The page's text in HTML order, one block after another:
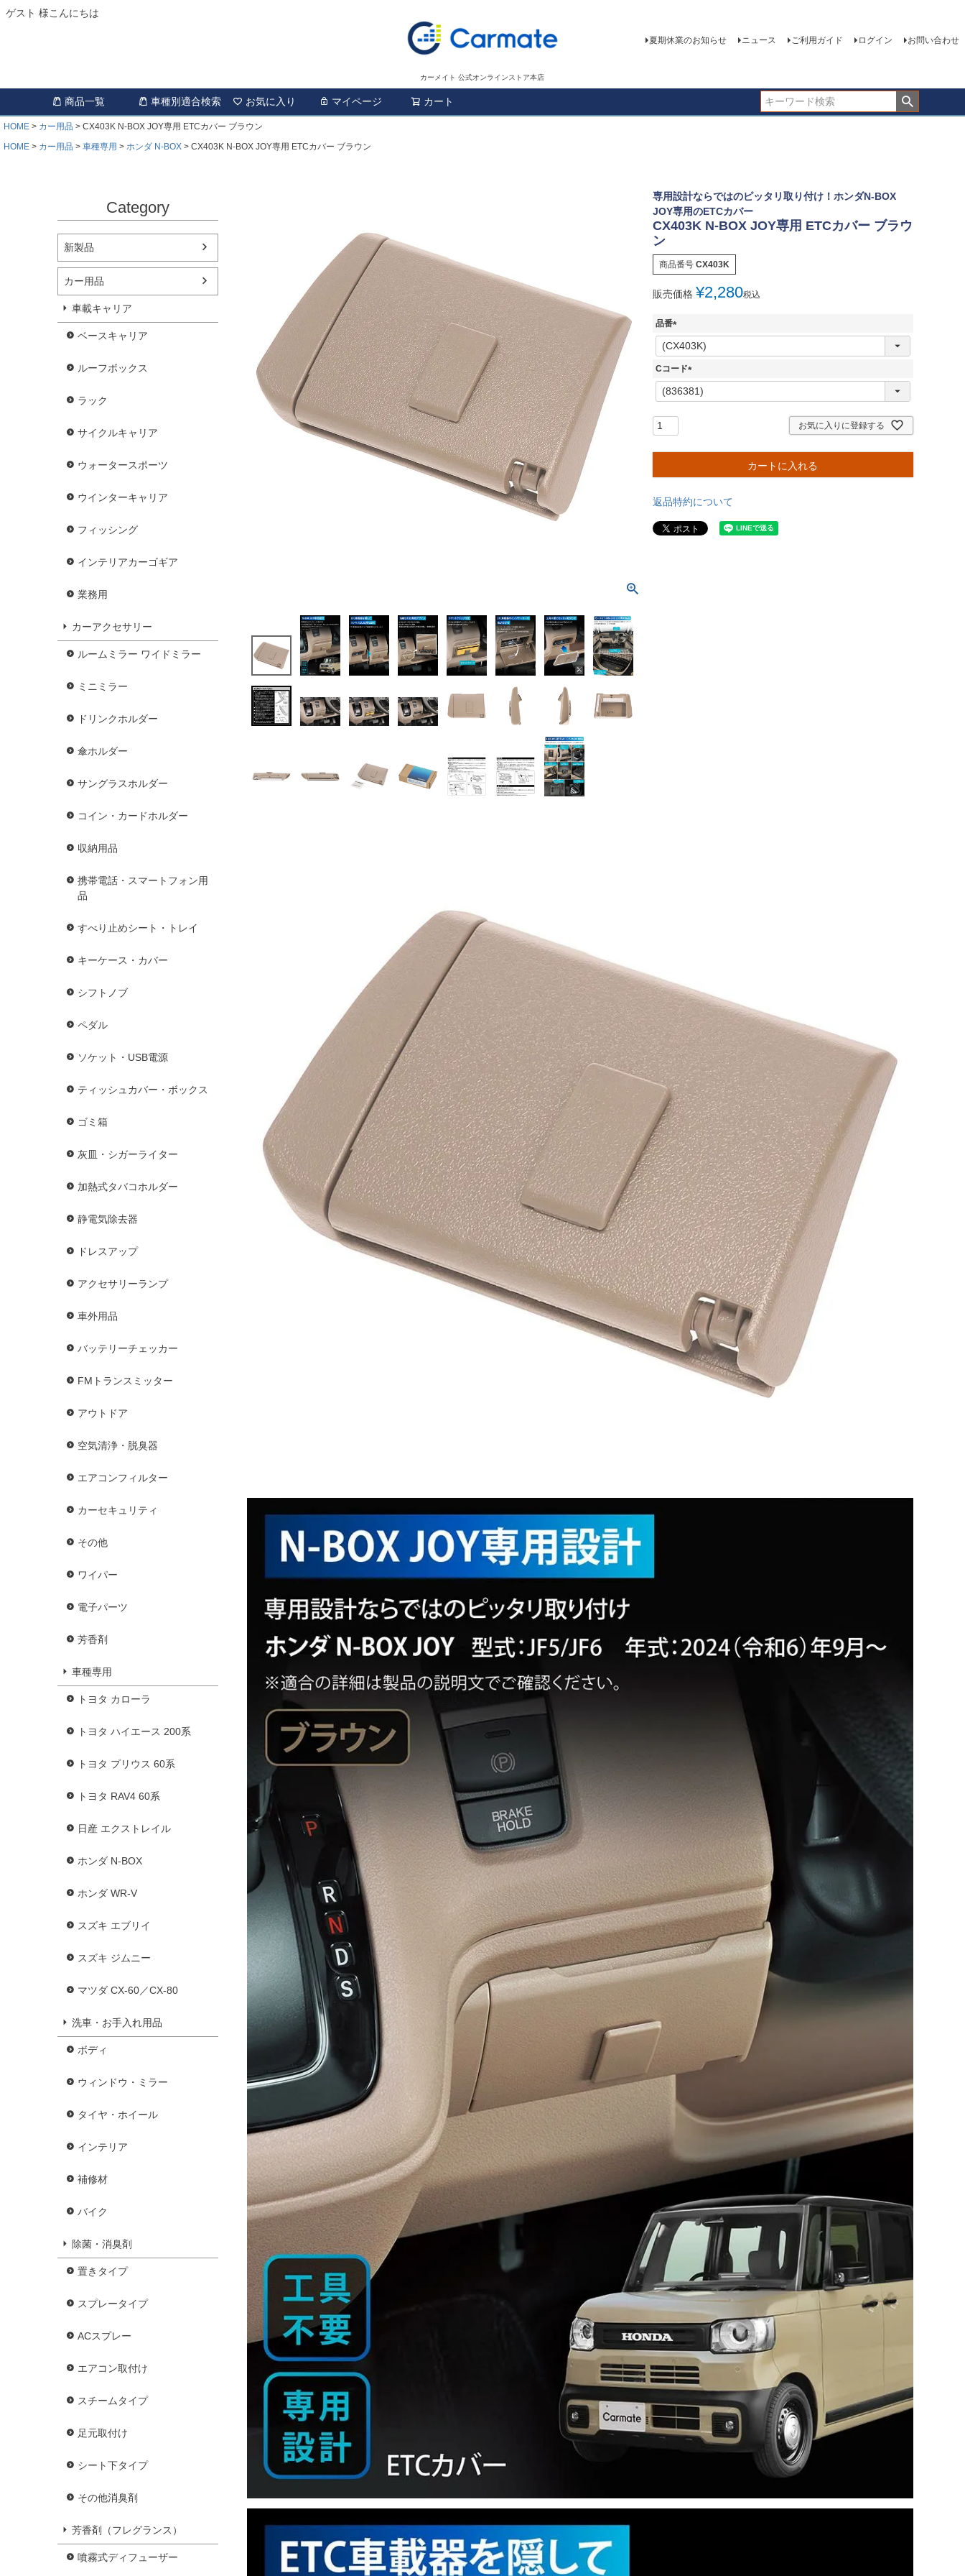
ゲスト 様こんにちは
カーメイト 公式オンラインストア本店
夏期休業のお知らせ ニュース ご利用ガイド ログイン お問い合わせ
商品一覧 車種別適合検索 お気に入り マイページ カート
HOME カー用品
CX403K N-BOX JOY専用 ETCカバー ブラウン
HOME
カー用品 車種専用 ホンダ N-BOX CX403K N-BOX JOY専用 ETCカバー ブラウン
Category
新製品
カー用品
車載キャリア
ベースキャリア
ルーフボックス
ラック
サイクルキャリア
ウォータースポーツ
ウインターキャリア
フィッシング
インテリアカーゴギア
業務用
カーアクセサリー
ルームミラー ワイドミラー
ミニミラー
ドリンクホルダー
傘ホルダー
サングラスホルダー
コイン・カードホルダー
収納用品
携帯電話・スマートフォン用
品
すべり止めシート・トレイ
キーケース・カバー
シフトノブ
ペダル
ソケット・USB電源
ティッシュカバー・ボックス
ゴミ箱
灰皿・シガーライター
加熱式タバコホルダー
静電気除去器
ドレスアップ
アクセサリーランプ
車外用品
バッテリーチェッカー
FMトランスミッター
アウトドア
空気清浄・脱臭器
エアコンフィルター
カーセキュリティ
その他
ワイパー
電子パーツ
芳香剤
車種専用
トヨタ カローラ
トヨタ ハイエース 200系
トヨタ プリウス 60系
トヨタ RAV4 60系
日産 エクストレイル
ホンダ N-BOX
ホンダ WR-V
スズキ エブリイ
スズキ ジムニー
マツダ CX-60／CX-80
洗車・お手入れ用品
ボディ
ウィンドウ・ミラー
タイヤ・ホイール
インテリア
補修材
バイク
除菌・消臭剤
置きタイプ
スプレータイプ
ACスプレー
エアコン取付け
スチームタイプ
足元取付け
シート下タイプ
その他消臭剤
芳香剤（フレグランス）
噴霧式ディフューザー
専用設計ならではのピッタリ取り付け！ホンダN-BOX
JOY専用のETCカバー
CX403K N-BOX JOY専用 ETCカバー ブラウ
ン
商品番号 CX403K
販売価格 ¥2,280税込
品番
(
必
須
Cコード
(
必
お気に入りに登録する
カートに入れる
返品特約について